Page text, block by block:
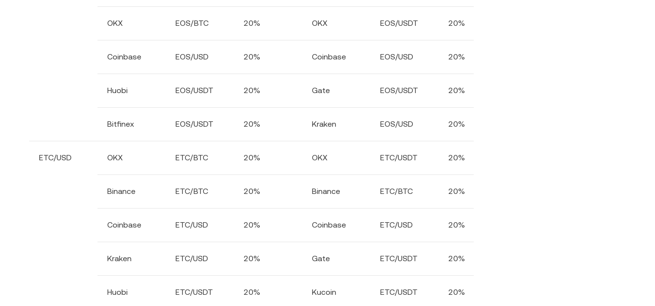
OKX EOS/BTC 20% OKX EOS/USDT 20%
Coinbase EOS/USD 20% Coinbase EOS/USD 20%
Huobi EOS/USDT 20% Gate EOS/USDT 20%
Bitfinex EOS/USDT 20% Kraken EOS/USD 20%
ETC/USD OKX ETC/BTC 20% OKX ETC/USDT 20%
Binance ETC/BTC 20% Binance ETC/BTC 20%
Coinbase ETC/USD 20% Coinbase ETC/USD 20%
Kraken ETC/USD 20% Gate ETC/USDT 20%
Huobi ETC/USDT 20% Kucoin ETC/USDT 20%